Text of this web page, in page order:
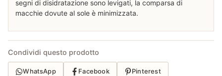
segni di disidratazione sono levigati, la comparsa di
macchie dovute al sole è minimizzata.
Condividi questo prodotto
WhatsApp Facebook Pinterest